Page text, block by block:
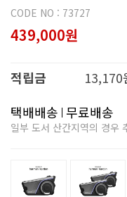
CODE NO : 73727
439,000원
적립금 13,170
택배배송 무료배송
일부 도서 산간지역의 경우